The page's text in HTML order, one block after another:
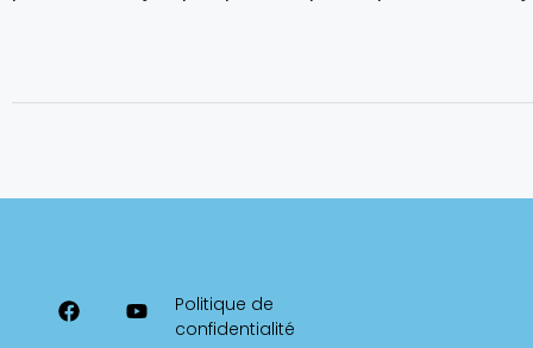
Politique de
confidentialité